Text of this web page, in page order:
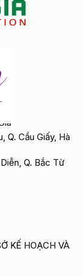
Q. Cầu Giấy, Hà
Q. Bắc Từ
KẾ HOẠCH VÀ